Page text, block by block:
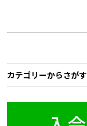
カテゴリーからさがす